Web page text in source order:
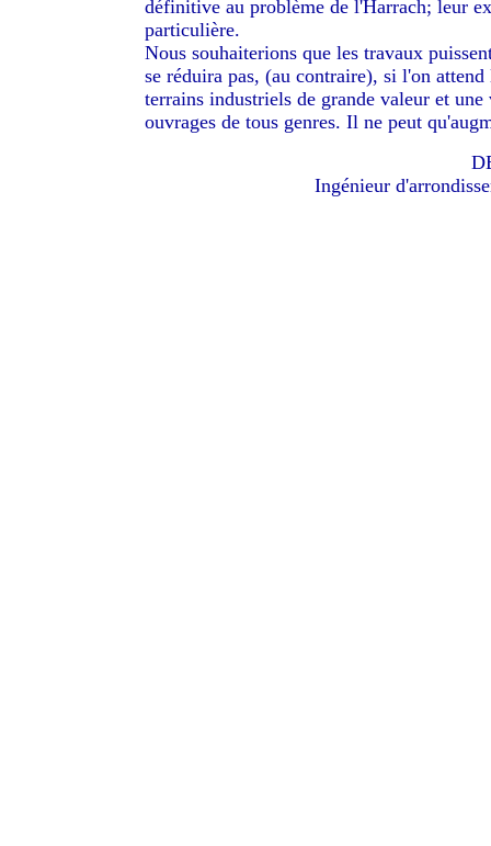
définitive au problème de l'Harrach; leur
particulière.
Nous souhaiterions que les travaux
se réduira pas, (au contraire), si l'on
terrains industriels de grande valeur et
ouvrages de tous genres. Il ne peut
Ingénieur